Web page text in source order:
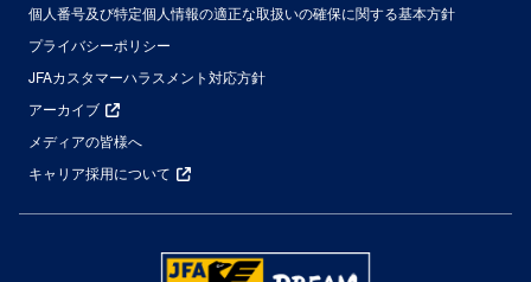
個人番号及び特定個人情報の適正な取扱いの確保に関する基本方針
プライバシーポリシー
JFAカスタマーハラスメント対応方針
アーカイブ
メディアの皆様へ
キャリア採用について